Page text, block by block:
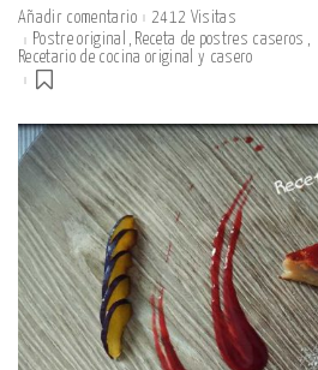
Añadir comentario
2412 Visitas
Postre original
Receta de postres caseros
Recetario de cocina original y casero